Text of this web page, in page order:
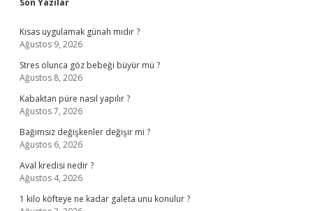
Sidebar
Son Yazılar
Kısas uygulamak günah mıdır ?
Ağustos 9, 2026
Stres olunca göz bebeği büyür mü ?
Ağustos 8, 2026
Kabaktan püre nasıl yapılır ?
Ağustos 7, 2026
Bağımsız değişkenler değişir mi ?
Ağustos 6, 2026
Aval kredisi nedir ?
Ağustos 4, 2026
1 kilo köfteye ne kadar galeta unu konulur ?